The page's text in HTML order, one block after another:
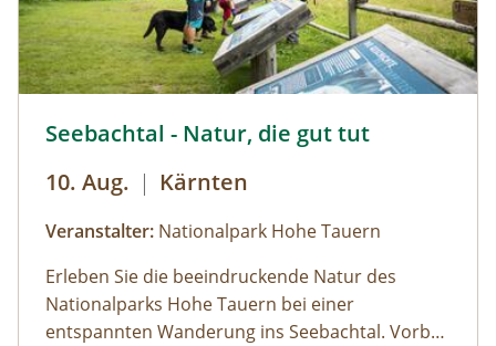
Seebachtal - Natur, die gut tut
10. Aug. | Kärnten
Veranstalter: Nationalpark Hohe Tauern
Erleben Sie die beeindruckende Natur des
Nationalparks Hohe Tauern bei einer
entspannten Wanderung ins Seebachtal. Vorbei